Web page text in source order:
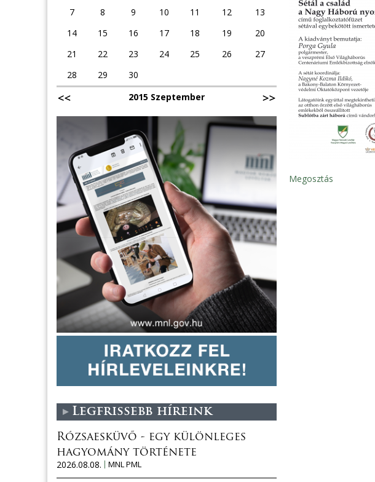
Megosztás
7
8 9 10 11 12
13
14
15 16 17 18 19
20
21
22 23 24 25 26
27
28
29
30
2015 Szeptember
Legfrissebb híreink
Rózsaesküvő - egy különleges
hagyomány története
2026.08.08.
MNL PML